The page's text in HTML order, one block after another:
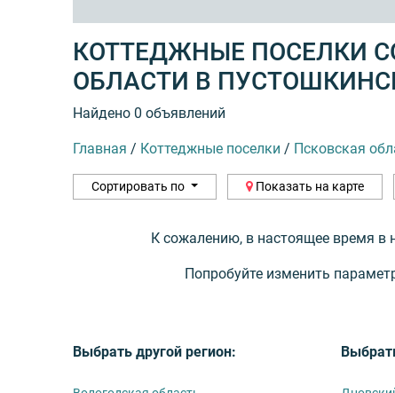
КОТТЕДЖНЫЕ ПОСЕЛКИ
ОБЛАСТИ В
Найдено 0 объявлений
Главная / Коттеджные поселки / Псковская
Сортировать по Показать на карте
К сожалению, в настоящее время в
Попробуйте изменить
Выбрать другой регион: